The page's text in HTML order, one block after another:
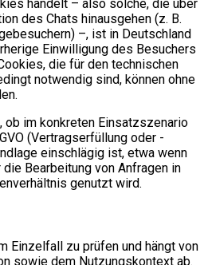
handelt – also solche, die über
des Chats hinausgehen (z. B.
–, ist in Deutschland
Einwilligung des Besuchers
die für den technischen
notwendig sind, können ohne
im konkreten Einsatzszenario
(Vertragserfüllung oder -
einschlägig ist, etwa wenn
Bearbeitung von Anfragen in
genutzt wird.
Einzelfall zu prüfen und hängt von
sowie dem Nutzungskontext ab.